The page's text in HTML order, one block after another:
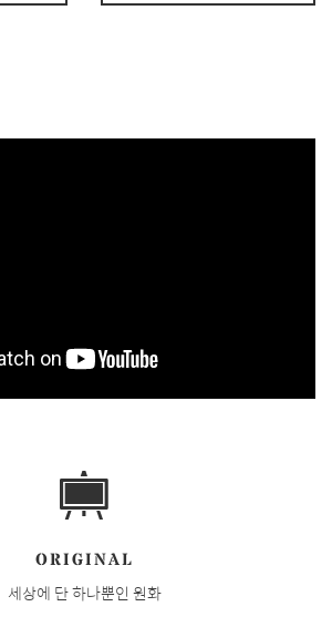
ORIGINAL
세상에 단 하나뿐인 원화